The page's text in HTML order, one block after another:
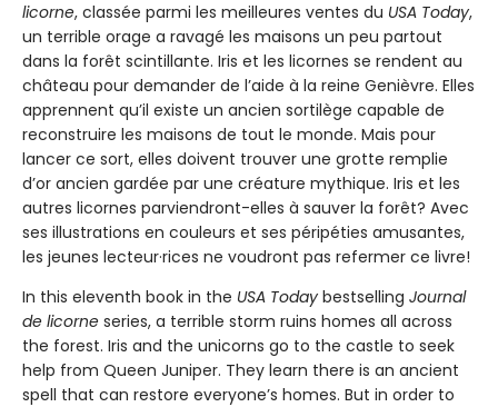
licorne, classée parmi les meilleures ventes du USA Today,
un terrible orage a ravagé les maisons un peu partout
dans la forêt scintillante. Iris et les licornes se rendent au
château pour demander de l’aide à la reine Genièvre. Elles
apprennent qu’il existe un ancien sortilège capable de
reconstruire les maisons de tout le monde. Mais pour
lancer ce sort, elles doivent trouver une grotte remplie
d’or ancien gardée par une créature mythique. Iris et les
autres licornes parviendront-elles à sauver la forêt? Avec
ses illustrations en couleurs et ses péripéties amusantes,
les jeunes lecteur·rices ne voudront pas refermer ce livre!
In this eleventh book in the USA Today bestselling Journal
de licorne series, a terrible storm ruins homes all across
the forest. Iris and the unicorns go to the castle to seek
help from Queen Juniper. They learn there is an ancient
spell that can restore everyone’s homes. But in order to